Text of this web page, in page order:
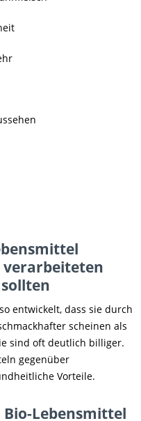
verarbeiteten
entwickelt, dass sie durch
scheinen als
sind oft deutlich billiger.
gegenüber
Vorteile.
Lebensmittel